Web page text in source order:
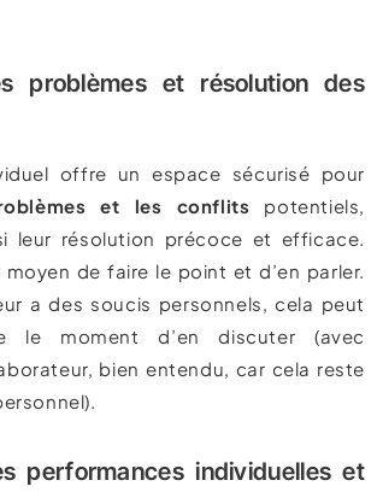
problèmes et résolution des
offre un espace sécurisé pour
et les conflits potentiels,
leur résolution précoce et efficace.
moyen de faire le point et d’en parler.
a des soucis personnels, cela peut
le moment d’en discuter (avec
bien entendu, car cela reste
performances individuelles et